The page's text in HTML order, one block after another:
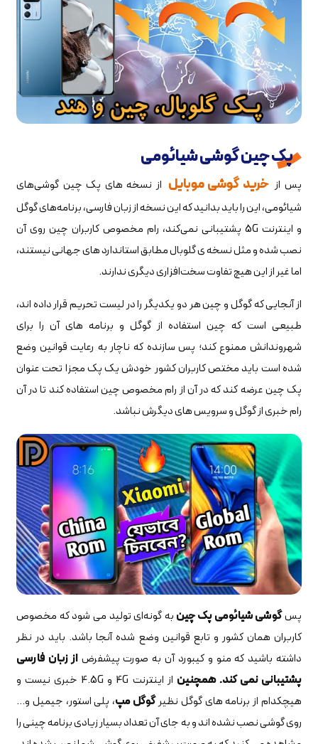
پک چین گوشی شیائومی
پس از خرید گوشی موبایل از نسخه های پک چین گوشی‌های
شیائومی، این را باید بدانید که این نسخه از زبان فارسی، برنامه‌های گوگل
و اینترنت 5G پشتیبانی نمی‌کند، رام مخصوص کاربران چین روی آن
نصب شده و مثل نسخه ی گلوبال مطابق استاندارد های جهانی نیستند،
اما غیر از این هیچ تفاوت سخت‌افزاری دیگری ندارند.
از آنجایی که گوگل و چین هر دو یکدیگر را در لیست تحریم قرار داده اند،
طبیعی است که چین استفاده از گوگل و برنامه های آن را برای
شهروندانش ممنوع کند؛ پس سازنده که ناچار به رعایت قوانین وضع
شده است باید مختص کاربران کشور خودش یک پک مجزا تحت عنوان
پک چین عرضه کند که در آن از رام مخصوص چین استفاده کند تا در آن
رام خبری از گوگل و سرویس های دیگرش نباشد.
پسگوشی‌ شیائومی پک چین به گونه‌ای تولید می شود که مخصوص
کاربران همان کشور و تابع قوانین وضع شده آنجا باشد. باید در نظر
داشته باشید که منو و کیبورد آن به صورت پیشفرضاز زبان فارسی
پشتیبانی نمی کند.همچنین
از اینترنت 4G و 4.5G خبری نیست و
هیچکدام از برنامه های گوگل نظیرگوگل مپ، پلی استور، جیمیل و...
روی گوشی نصب نشده اند و به جای آن تعداد بسیار زیادی برنامه چینی را